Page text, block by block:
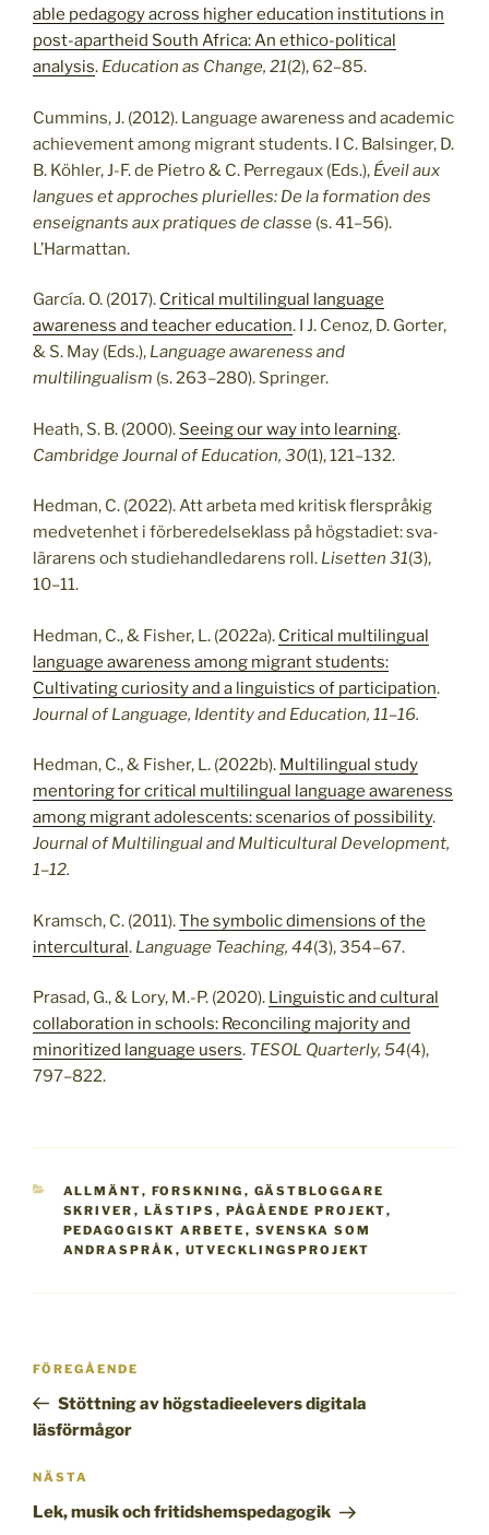
able pedagogy across higher education institutions in
post-apartheid South Africa: An ethico-political
analysis. Education as Change, 21(2), 62–85.
Cummins, J. (2012). Language awareness and academic
achievement among migrant students. I C. Balsinger, D.
B. Köhler, J-F. de Pietro & C. Perregaux (Eds.), Éveil aux
langues et approches plurielles: De la formation des
enseignants aux pratiques de classe (s. 41–56).
L’Harmattan.
García. O. (2017). Critical multilingual language
awareness and teacher education. I J. Cenoz, D. Gorter,
& S. May (Eds.), Language awareness and
multilingualism (s. 263–280). Springer.
Heath, S. B. (2000). Seeing our way into learning.
Cambridge Journal of Education, 30(1), 121–132.
Hedman, C. (2022). Att arbeta med kritisk flerspråkig
medvetenhet i förberedelseklass på högstadiet: sva-
lärarens och studiehandledarens roll. Lisetten 31(3),
10–11.
Hedman, C., & Fisher, L. (2022a). Critical multilingual
language awareness among migrant students:
Cultivating curiosity and a linguistics of participation.
Journal of Language, Identity and Education, 11–16.
Hedman, C., & Fisher, L. (2022b). Multilingual study
mentoring for critical multilingual language awareness
among migrant adolescents: scenarios of possibility.
Journal of Multilingual and Multicultural Development,
1–12.
Kramsch, C. (2011).The symbolic dimensions of the
intercultural. Language Teaching, 44(3), 354–67.
Prasad, G., & Lory, M.-P. (2020). Linguistic and cultural
collaboration in schools: Reconciling majority and
minoritized language users. TESOL Quarterly, 54(4),
797–822.
KATEGORIER
ALLMÄNT, FORSKNING , GÄSTBLOGGARE
SKRIVER , LÄSTIPS , PÅGÅENDE PROJEKT,
PEDAGOGISKT ARBETE , SVENSKA SOM
ANDRASPRÅK , UTVECKLINGSPROJEKT
Inläggsnavigering
Föregående
inlägg
FÖREGÅENDE
Stöttning av högstadieelevers digitala
läsförmågor
Nästa
inlägg
NÄSTA
Lek, musik och fritidshemspedagogik